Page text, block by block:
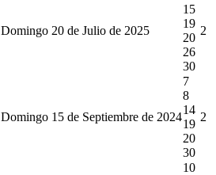
Domingo 20 de Julio de 2025
15
19
20
26
30
2
Domingo 15 de Septiembre de 2024
7
8
14
19
20
30
2
10